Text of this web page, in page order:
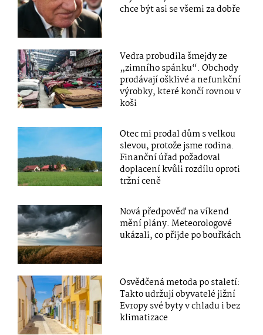
chce být asi se všemi za dobře
Vedra probudila šmejdy ze
„zimního spánku“. Obchody
prodávají ošklivé a nefunkční
výrobky, které končí rovnou v
koši
Otec mi prodal dům s velkou
slevou, protože jsme rodina.
Finanční úřad požadoval
doplacení kvůli rozdílu oproti
tržní ceně
Nová předpověď na víkend
mění plány. Meteorologové
ukázali, co přijde po bouřkách
Osvědčená metoda po staletí:
Takto udržují obyvatelé jižní
Evropy své byty v chladu i bez
klimatizace